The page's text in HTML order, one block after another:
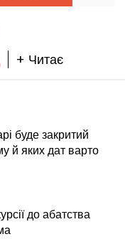
+ Читає
буде закритий
й яких дат варто
до абатства